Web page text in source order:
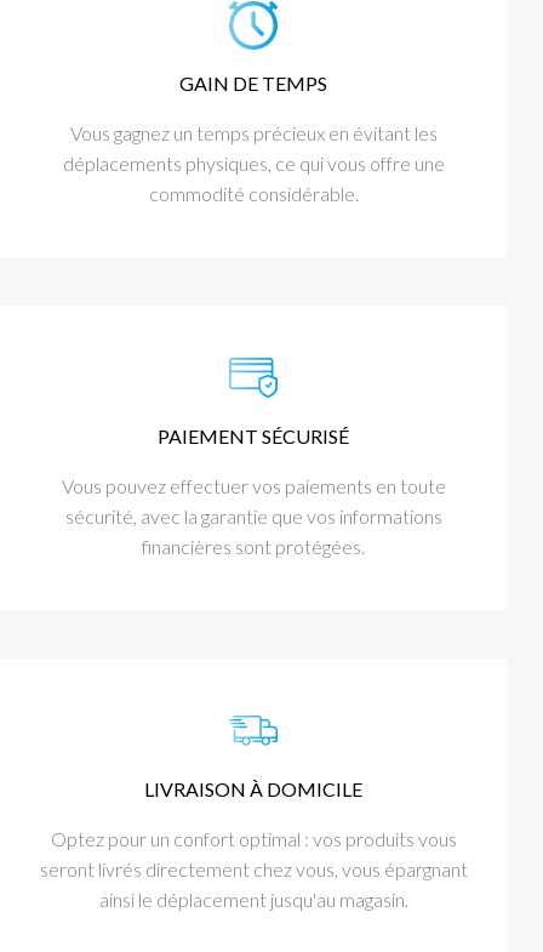
GAIN DE TEMPS
Vous gagnez un temps précieux en évitant les
déplacements physiques, ce qui vous offre une
commodité considérable.
PAIEMENT SÉCURISÉ
Vous pouvez effectuer vos paiements en toute
sécurité, avec la garantie que vos informations
financières sont protégées.
LIVRAISON À DOMICILE
Optez pour un confort optimal : vos produits vous
seront livrés directement chez vous, vous épargnant
ainsi le déplacement jusqu'au magasin.